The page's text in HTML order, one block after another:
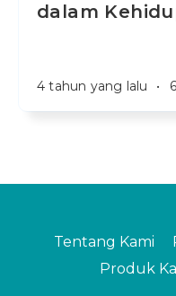
dalam
4 tahun yang lalu •
Tentang Kami
Produk